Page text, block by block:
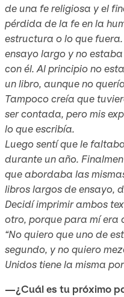
de una fe religiosa y el
pérdida de la fe en la
estructura o lo que
ensayo largo y no
con él. Al principio no
un libro, aunque no
Tampoco creía que
ser contada, pero mis
lo que escribía.
Luego sentí que le
durante un año.
que abordaba las
libros largos de ensayo,
Decidí imprimir ambos
otro, porque para mí era
“No quiero que uno de
segundo, y no quiero
Unidos tiene la misma
—¿Cuál es tu próximo